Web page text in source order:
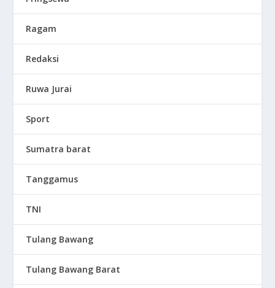
Ragam
Redaksi
Ruwa Jurai
Sport
Sumatra barat
Tanggamus
TNI
Tulang Bawang
Tulang Bawang Barat